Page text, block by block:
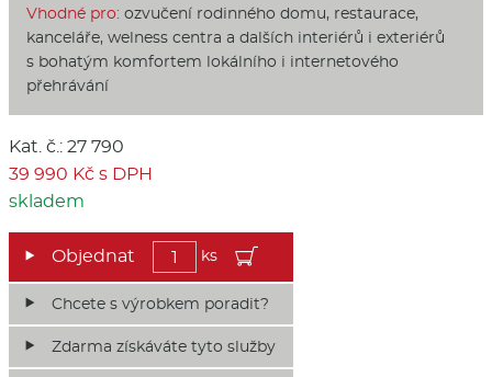
Vhodné pro: ozvučení rodinného domu, restaurace,
kanceláře, welness centra a dalších interiérů i exteriérů
s bohatým komfortem lokálního i internetového
přehrávání
Kat. č.: 27 790
39 990 Kč s DPH
skladem
ks
Chcete s výrobkem poradit?
Zdarma získáváte tyto služby